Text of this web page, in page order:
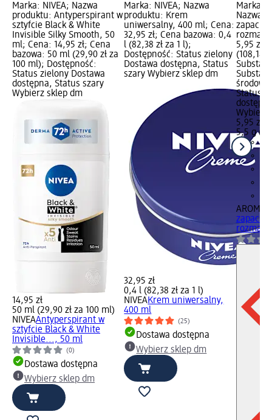
Marka: NIVEA; Nazwa
produktu: Antyperspirant w
sztyfcie Black & White
Invisible Silky Smooth, 50
ml; Cena: 14,95 zł; Cena
bazowa: 50 ml (29,90 zł za
100 ml); Dostępność:
Status zielony Dostawa
dostępna, Status szary
Wybierz sklep dm
14,95 zł
50 ml (29,90 zł za 100 ml)
NIVEAAntyperspirant w
sztyfcie Black & White
Invisible..., 50 ml
(0)
Dostawa dostępna
Wybierz sklep dm
Marka: NIVEA; Nazwa
produktu: Krem
uniwersalny, 400 ml; Cena:
32,95 zł; Cena bazowa: 0,4
l (82,38 zł za 1 l);
Dostępność: Status zielony
Dostawa dostępna, Status
szary Wybierz sklep dm
32,95 zł
0,4 l (82,38 zł za 1 l)
NIVEAKrem uniwersalny,
400 ml
(25)
Dostawa dostępna
Wybierz sklep dm
Marka:
Nazwa
5,95 zł;
(108,18
Status
Wybierz
5,95 zł
5,5 g
AROMA